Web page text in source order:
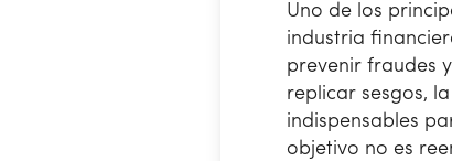
Uno de los
industria
prevenir fraudes
replicar sesgos,
indispensables
objetivo no es